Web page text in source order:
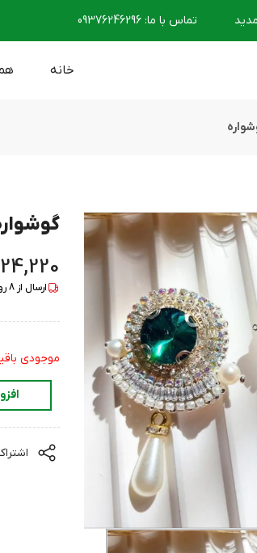
تماس با ما:
09376246296
خانه
ارسال از 8
موجودی